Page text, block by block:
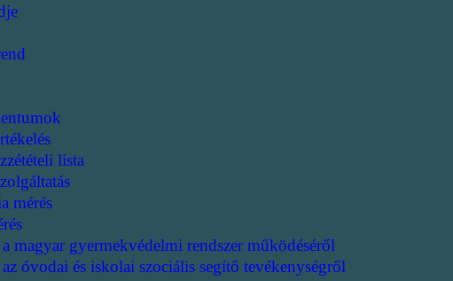
lista
mérés
magyar gyermekvédelmi rendszer működéséről
óvodai és iskolai szociális segítő tevékenységről